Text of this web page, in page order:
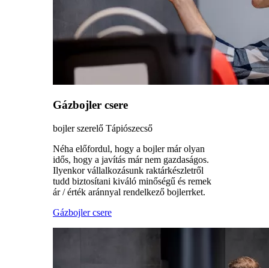
Gázbojler csere
bojler szerelő Tápiószecső
Néha előfordul, hogy a bojler már olyan
idős, hogy a javítás már nem gazdaságos.
Ilyenkor vállalkozásunk raktárkészletről
tudd biztosítani kiváló minőségű és remek
ár / érték aránnyal rendelkező bojlerrket.
Gázbojler csere